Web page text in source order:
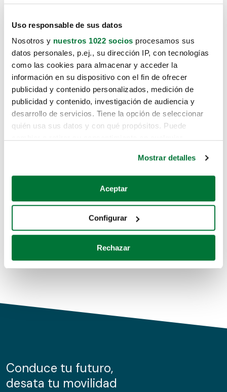
Uso responsable de sus datos
Nosotros y nuestros 1022 socios procesamos sus
datos personales, p.ej., su dirección IP, con tecnologías
como las cookies para almacenar y acceder la
información en su dispositivo con el fin de ofrecer
publicidad y contenido personalizados, medición de
publicidad y contenido, investigación de audiencia y
desarrollo de servicios. Tiene la opción de seleccionar
quién usa sus datos y con qué propósitos. Puede
Si lo permite, también quisiéramos:
Recopilar información sobre su ubicación geográfica
Identificar su dispositivo analizándolo activamente
para buscar características específicas (huellas
Obtenga más información sobre cómo se procesan sus
de cookies.
información sobre el uso que haga del sitio web con
nuestros partners de redes sociales, publicidad y análisis
Mostrar detalles
Aceptar
Configurar
Rechazar
Lo sentimos, no sabemos como
te hemos traido hasta aquí.
Pero puedes encontrar el coche que estás
buscando en alguno de estos enlaces:
Coches de segunda mano
Coches de km0
Conduce tu futuro,
desata tu movilidad